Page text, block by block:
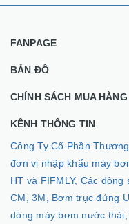
FANPAGE
BẢN ĐỒ
CHÍNH SÁCH MUA HÀNG
KÊNH THÔNG TIN
Công Ty Cổ Phần
đơn vị nhập khẩu máy
HT và FIFMLY, Các
CM, 3M, Bơm trục đứng
dòng máy bơm nước